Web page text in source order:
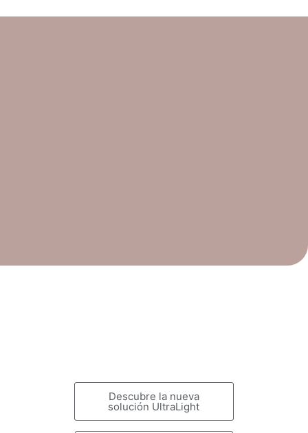
Descubre la nueva
solución UltraLight